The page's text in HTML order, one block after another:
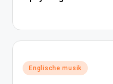
Posted
in
Englische musik